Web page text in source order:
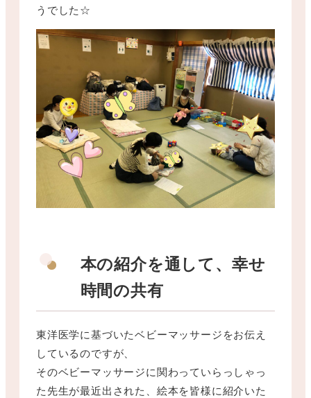
うでした☆
本の紹介を通して、幸せ
時間の共有
東洋医学に基づいたベビーマッサージをお伝え
しているのですが、
そのベビーマッサージに関わっていらっしゃっ
た先生が最近出された、絵本を皆様に紹介いた